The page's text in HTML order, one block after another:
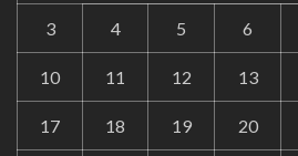
3 4 5 6
10 11 12 13
17 18 19 20